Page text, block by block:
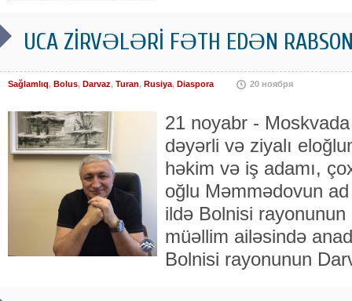
UCA ZİRVƏLƏRİ FƏTH EDƏN
Sağlamlıq, Bolus, Darvaz, Turan, Rusiya, Diaspora 20 ноября
21 noyabr -
dəyərli və ziyalı
həkim və iş adamı,
oğlu Məmmədovun
ildə Bolnisi
müəllim ailəsində
Bolnisi rayonunun